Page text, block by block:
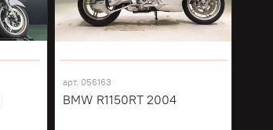
арт. 056163
BMW R1150RT 2004